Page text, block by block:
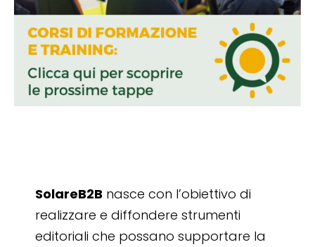
SolareB2B nasce con l’obiettivo di
realizzare e diffondere strumenti
editoriali che possano supportare la